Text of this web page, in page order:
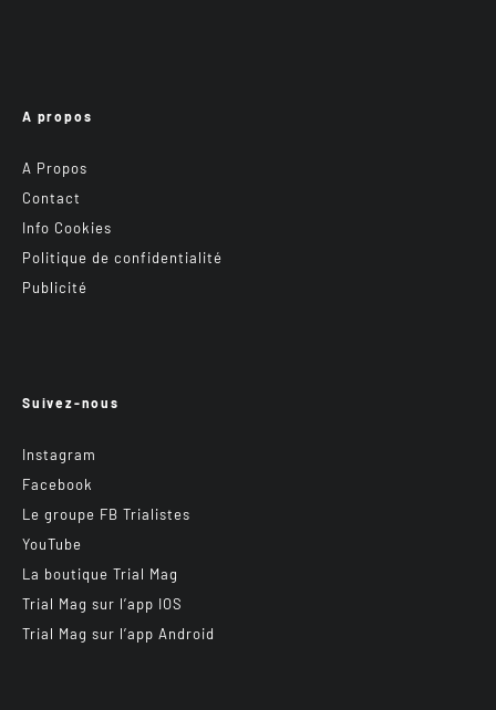
A propos
A Propos
Contact
Info Cookies
Politique de confidentialité
Publicité
Suivez-nous
Instagram
Facebook
Le groupe FB Trialistes
YouTube
La boutique Trial Mag
Trial Mag sur l’app IOS
Trial Mag sur l’app Android